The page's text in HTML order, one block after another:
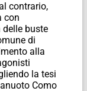
contrario,
con
buste
di
alla
la tesi
Como